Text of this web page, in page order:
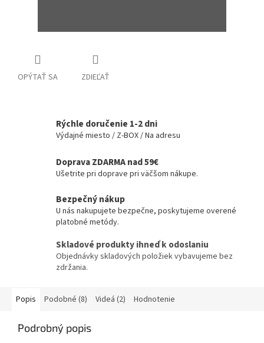
OPÝTAŤ SA ZDIEĽAŤ
Rýchle doručenie 1-2 dni
Výdajné miesto / Z-BOX / Na adresu
Doprava ZDARMA nad 59€
Ušetrite pri doprave pri väčšom nákupe.
Bezpečný nákup
U nás nakupujete bezpečne, poskytujeme overené
platobné metódy.
Skladové produkty ihneď k odoslaniu
Objednávky skladových položiek vybavujeme bez
zdržania.
Popis Podobné (8) Videá (2) Hodnotenie
Podrobný popis